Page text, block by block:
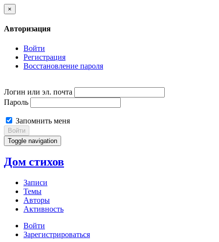
×
Авторизация
Войти
Регистрация
Восстановление пароля
Логин или эл. почта
Пароль
Запомнить меня
Войти
Toggle navigation
Дом стихов
Записи
Темы
Авторы
Активность
Войти
Зарегистрироваться